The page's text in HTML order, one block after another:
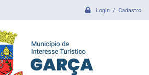
Login / Cadastro